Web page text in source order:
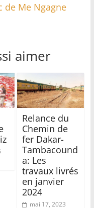
de Me Ngagne
aimer
Relance du
Chemin de
fer Dakar-
Tambacound
a: Les
travaux livrés
en janvier
2024
mai 17, 2023